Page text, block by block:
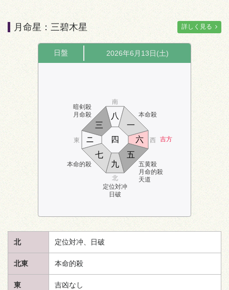
月命星：三碧木星 詳しく見る
日盤 2026年6月13日(土)
暗剣殺
月命殺
本命殺
吉方
本命的殺
定位対冲
日破
五黄殺
月命的殺
天道
南
北
東 西
九
一
ニ
三
四
五
六
七
八
北 定位対冲、日破
北東 本命的殺
東 吉凶なし